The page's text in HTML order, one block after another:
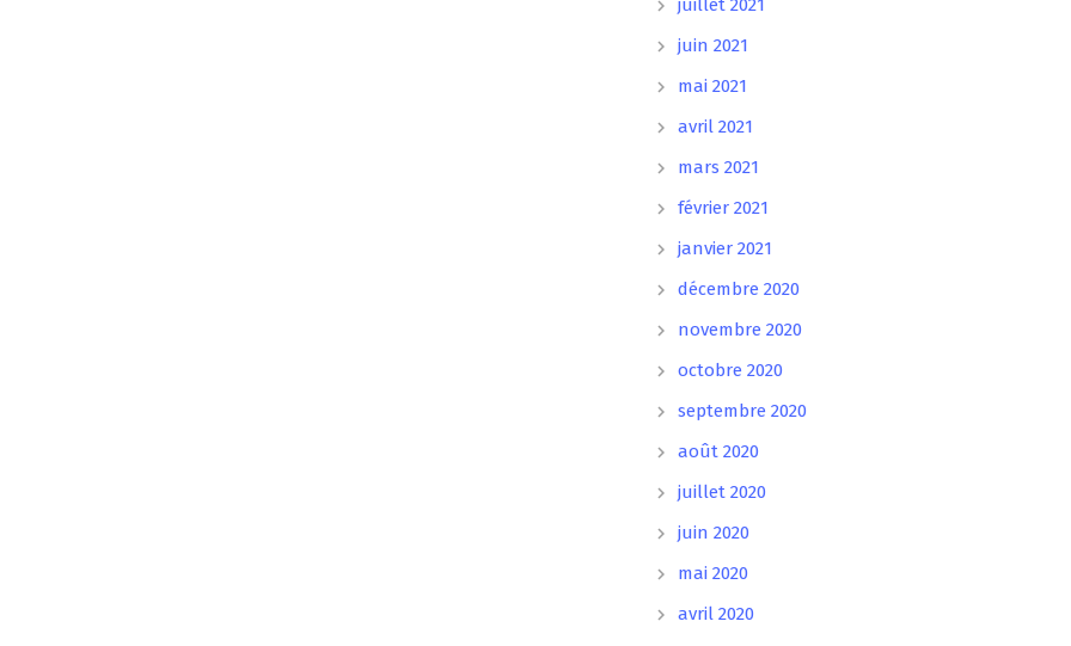
juillet 2021
juin 2021
mai 2021
avril 2021
mars 2021
février 2021
janvier 2021
décembre 2020
novembre 2020
octobre 2020
septembre 2020
août 2020
juillet 2020
juin 2020
mai 2020
avril 2020